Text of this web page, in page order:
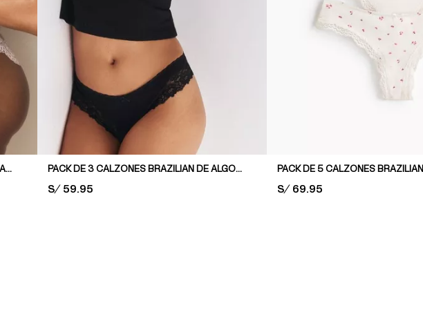
PACK DE 2 CALZONES BRAZILIAN DE ENCAJE PACK DE 3 CALZONES BRAZILIAN DE ALGODÓN Y ENCAJE
PRICE:
S/ 59.95
PACK DE 5 CALZONES BRAZILIAN
PRICE:
S/ 69.95